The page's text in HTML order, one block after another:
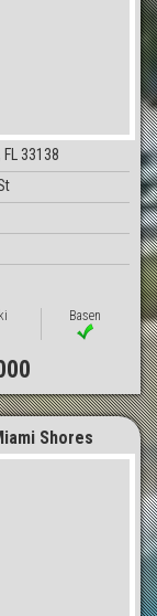
33138
Basen
Shores